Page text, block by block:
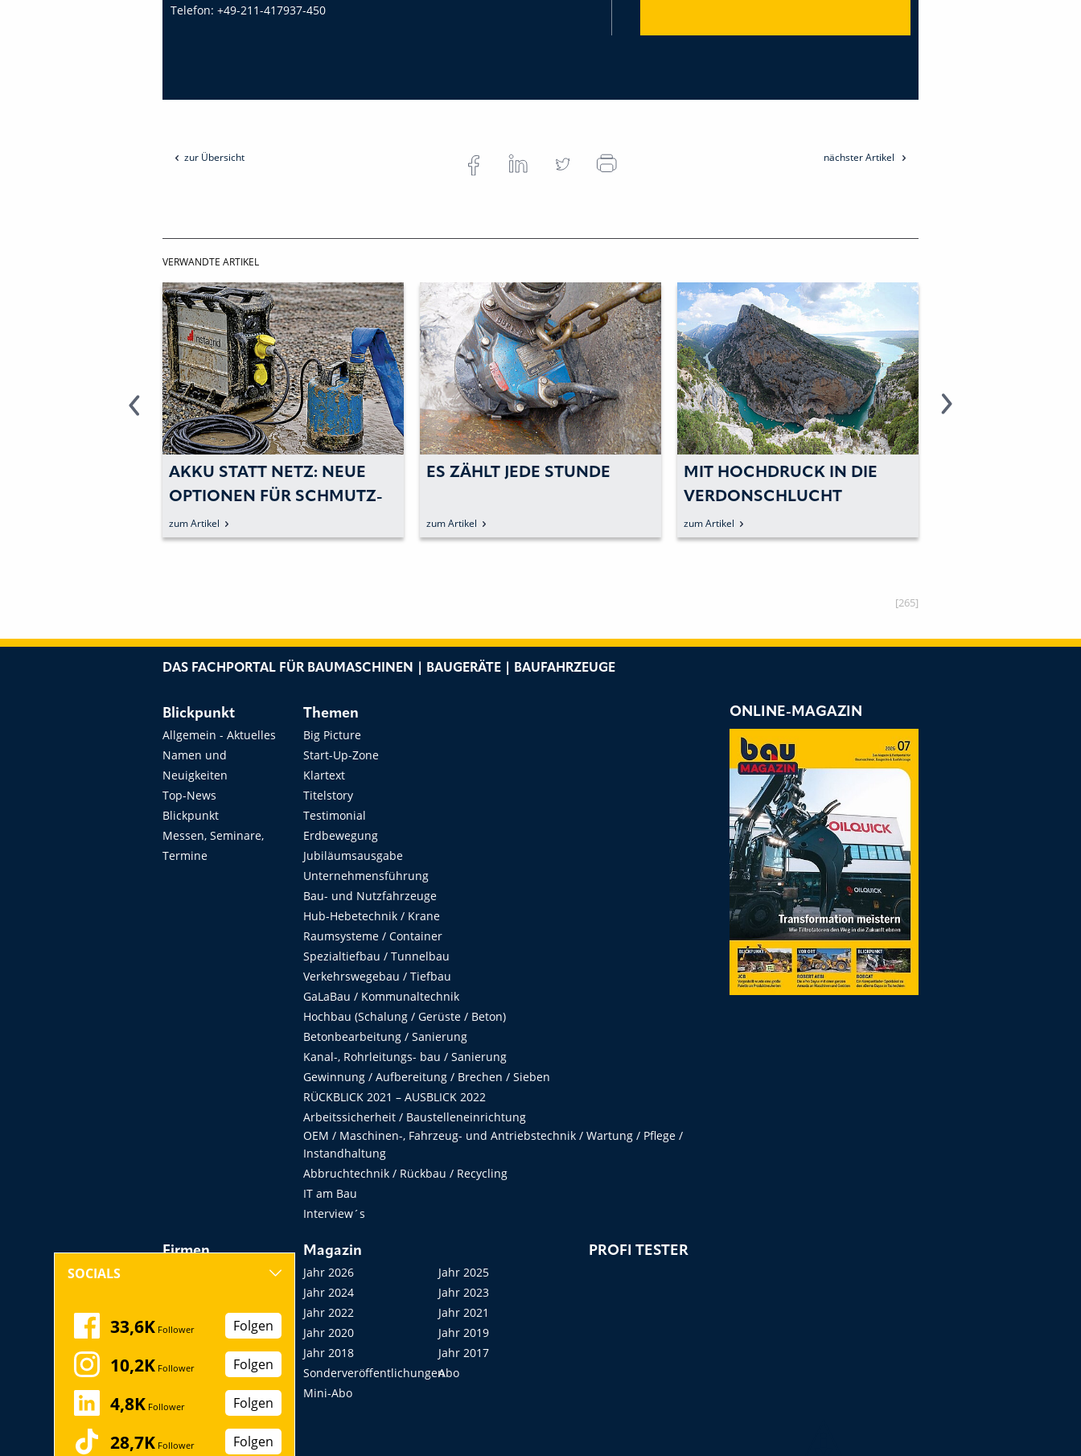
Telefon: +49-211-417937-450
zur Übersicht nächster Artikel
VERWANDTE ARTIKEL
AKKU STATT NETZ: NEUE
OPTIONEN FÜR SCHMUTZ-
UND ABWASSERPUMPEN
zum Artikel
ES ZÄHLT JEDE STUNDE
zum Artikel
MIT HOCHDRUCK IN DIE
VERDONSCHLUCHT
zum Artikel
[265]
DAS FACHPORTAL FÜR BAUMASCHINEN | BAUGERÄTE | BAUFAHRZEUGE
Blickpunkt
Allgemein - Aktuelles
Namen und
Neuigkeiten
Top-News
Blickpunkt
Messen, Seminare,
Termine
Themen
Big Picture
Start-Up-Zone
Klartext
Titelstory
Testimonial
Erdbewegung
Jubiläumsausgabe
Unternehmensführung
Bau- und Nutzfahrzeuge
Hub-Hebetechnik / Krane
Raumsysteme / Container
Spezialtiefbau / Tunnelbau
Verkehrswegebau / Tiefbau
GaLaBau / Kommunaltechnik
Hochbau (Schalung / Gerüste / Beton)
Betonbearbeitung / Sanierung
Kanal-, Rohrleitungs- bau / Sanierung
Gewinnung / Aufbereitung / Brechen / Sieben
RÜCKBLICK 2021 – AUSBLICK 2022
Arbeitssicherheit / Baustelleneinrichtung
OEM / Maschinen-, Fahrzeug- und Antriebstechnik / Wartung / Pflege /
Instandhaltung
Abbruchtechnik / Rückbau / Recycling
IT am Bau
Interview´s
Firmen
Messen, Seminare,
Kongresse
Startup
Magazin
Jahr 2026
Jahr 2025
Jahr 2024
Jahr 2023
Jahr 2022
Jahr 2021
Jahr 2020
Jahr 2019
Jahr 2018
Jahr 2017
SonderveröffentlichungenAbo
Mini-Abo
PROFI TESTER
ONLINE-MAGAZIN
SOCIALS
33,6K Follower Folgen
10,2K Follower Folgen
4,8K Follower Folgen
28,7K Follower Folgen